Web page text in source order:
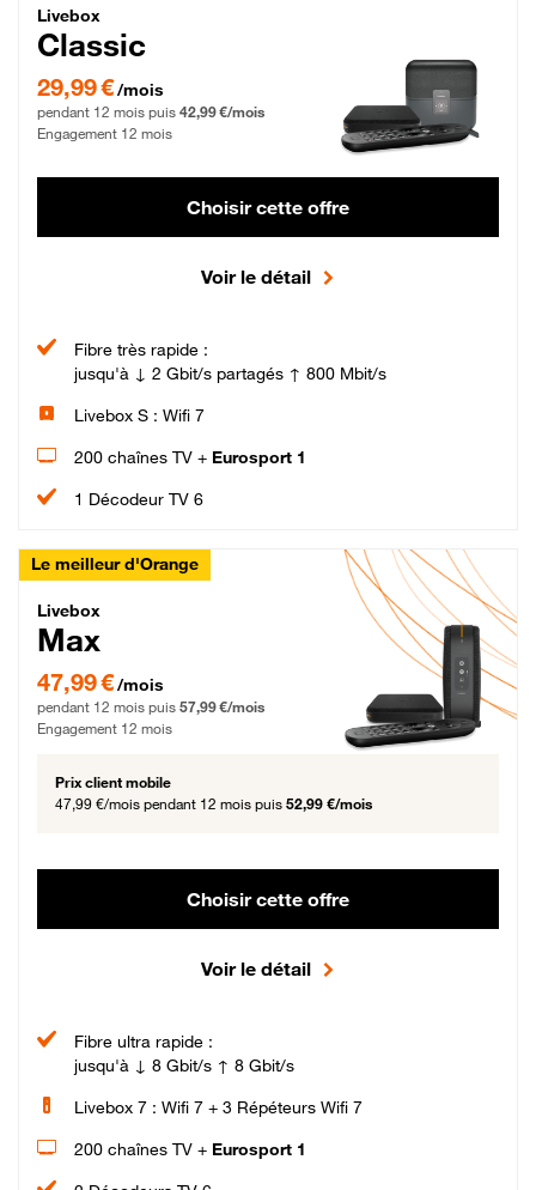
Livebox Classic Fibre
Livebox
Classic
29,99 € par mois pendant 12 mois puis 42,99 € par mois, Engagement 12 mois
29,99 €/mois
pendant 12 mois puis 42,99 €/mois
Engagement 12 mois
Choisir cette offre
Voir le détail
Fibre très rapide :
jusqu'à ↓ 2 Gbit/s partagés ↑ 800 Mbit/s
Livebox S : Wifi 7
200 chaînes TV + Eurosport 1
1 Décodeur TV 6
Le meilleur d'Orange
Livebox Max Fibre
Livebox
Max
47,99 € par mois pendant 12 mois puis 57,99 € par mois, Engagement 12 mois
47,99 €/mois
pendant 12 mois puis 57,99 €/mois
Engagement 12 mois
Prix client mobile
47,99 €/mois pendant 12 mois puis 52,99 €/mois
Choisir cette offre
Voir le détail
Fibre ultra rapide :
jusqu'à ↓ 8 Gbit/s ↑ 8 Gbit/s
Livebox 7 : Wifi 7 + 3 Répéteurs Wifi 7
200 chaînes TV + Eurosport 1